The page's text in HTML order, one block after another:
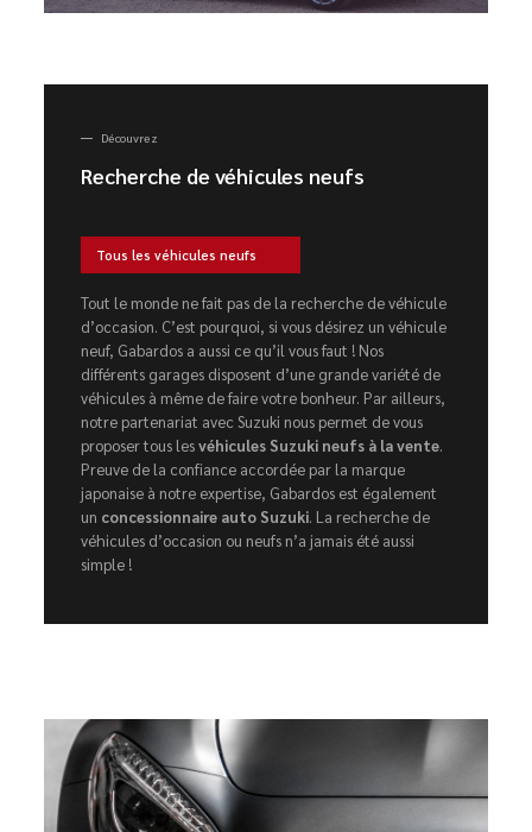
Découvrez
Recherche de véhicules neufs
Tous les véhicules neufs
Tout le monde ne fait pas de la recherche de véhicule
d’occasion. C’est pourquoi, si vous désirez un véhicule
neuf, Gabardos a aussi ce qu’il vous faut ! Nos
différents garages disposent d’une grande variété de
véhicules à même de faire votre bonheur. Par ailleurs,
notre partenariat avec Suzuki nous permet de vous
proposer tous lesvéhicules Suzuki neufs à la vente.
Preuve de la confiance accordée par la marque
japonaise à notre expertise, Gabardos est également
un concessionnaire auto Suzuki. La recherche de
véhicules d’occasion ou neufs n’a jamais été aussi
simple !